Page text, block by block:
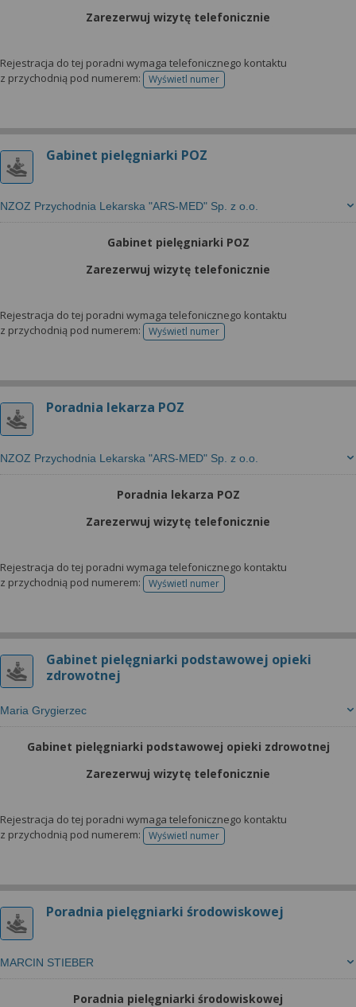
Zarezerwuj wizytę telefonicznie
Rejestracja do tej poradni wymaga telefonicznego kontaktu
z przychodnią pod numerem:
Wyświetl numertelefonu do rejestracji
Gabinet pielęgniarki POZ
NZOZ Przychodnia Lekarska "ARS-MED" Sp. z o.o.
Gabinet pielęgniarki POZ
Zarezerwuj wizytę telefonicznie
Rejestracja do tej poradni wymaga telefonicznego kontaktu
z przychodnią pod numerem:
Wyświetl numertelefonu do rejestracji
Poradnia lekarza POZ
NZOZ Przychodnia Lekarska "ARS-MED" Sp. z o.o.
Poradnia lekarza POZ
Zarezerwuj wizytę telefonicznie
Rejestracja do tej poradni wymaga telefonicznego kontaktu
z przychodnią pod numerem:
Wyświetl numertelefonu do rejestracji
Gabinet pielęgniarki podstawowej opieki
zdrowotnej
Maria Grygierzec
Gabinet pielęgniarki podstawowej opieki zdrowotnej
Zarezerwuj wizytę telefonicznie
Rejestracja do tej poradni wymaga telefonicznego kontaktu
z przychodnią pod numerem:
Wyświetl numertelefonu do rejestracji
Poradnia pielęgniarki środowiskowej
MARCIN STIEBER
Poradnia pielęgniarki środowiskowej